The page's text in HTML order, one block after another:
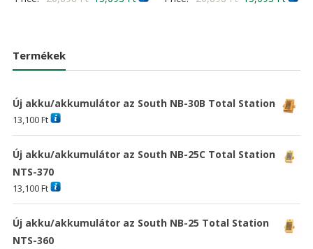
Termékek
Új akku/akkumulátor az South NB-30B Total Station
13,100Ft
Új akku/akkumulátor az South NB-25C Total Station
NTS-370
13,100Ft
Új akku/akkumulátor az South NB-25 Total Station
NTS-360